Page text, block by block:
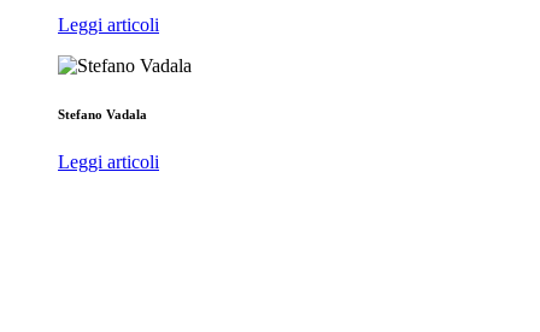
Leggi articoli
Stefano Vadala
Leggi articoli